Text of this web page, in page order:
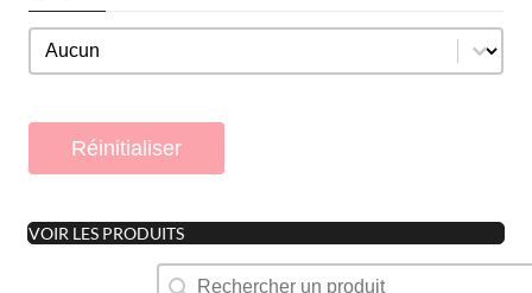
Type
Type
Réinitialiser
VOIR LES PRODUITS
Recherche produit
Rechercher